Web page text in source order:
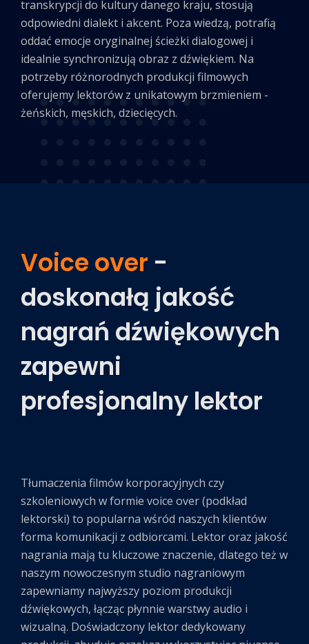
transkrypcji do kultury danego kraju, stosują
odpowiedni dialekt i akcent. Poza wiedzą, potrafią
oddać emocje oryginalnej ścieżki dialogowej i
idealnie synchronizują obraz z dźwiękiem. Na
potrzeby różnorodnych produkcji filmowych
oferujemy lektorów z unikatowym brzmieniem -
żeńskich, męskich, dziecięcych.
Voice over -
doskonałą jakość
nagrań dźwiękowych
zapewni
profesjonalny lektor
Tłumaczenia filmów korporacyjnych czy
szkoleniowych w formie voice over (podkład
lektorski) to popularna wśród naszych klientów
forma komunikacji z odbiorcami. Lektor oraz jakość
nagrania mają tu kluczowe znaczenie, dlatego też w
naszym nowoczesnym studio nagraniowym
zapewniamy najwyższy poziom produkcji
dźwiękowych, łącząc płynnie warstwy audio i
wizualną. Doświadczony lektor dedykowany